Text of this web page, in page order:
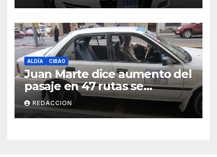
ALDÍA CIBAO
Juan Marte dice aumento del
pasaje en 47 rutas se
mantiene
REDACCION